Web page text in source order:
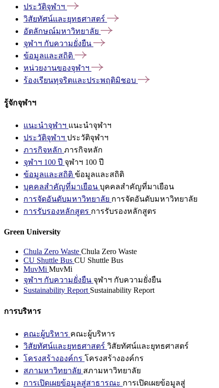
ประวัติจุฬาฯ
วิสัยทัศน์และยุทธศาสตร์
อัตลักษณ์มหาวิทยาลัย
จุฬาฯ กับความยั่งยืน
ข้อมูลและสถิติ
หน่วยงานของจุฬาฯ
ร้องเรียนทุจริตและประพฤติมิชอบ
รู้จักจุฬาฯ
แนะนำจุฬาฯ แนะนำจุฬาฯ
ประวัติจุฬาฯ ประวัติจุฬาฯ
ภารกิจหลัก ภารกิจหลัก
จุฬาฯ 100 ปี จุฬาฯ 100 ปี
ข้อมูลและสถิติ ข้อมูลและสถิติ
บุคคลสำคัญที่มาเยือน บุคคลสำคัญที่มาเยือน
การจัดอันดับมหาวิทยาลัย การจัดอันดับมหาวิทยาลัย
การรับรองหลักสูตร การรับรองหลักสูตร
Green University
Chula Zero Waste Chula Zero Waste
CU Shuttle Bus CU Shuttle Bus
MuvMi MuvMi
จุฬาฯ กับความยั่งยืน จุฬาฯ กับความยั่งยืน
Sustainability Report Sustainability Report
การบริหาร
คณะผู้บริหาร คณะผู้บริหาร
วิสัยทัศน์และยุทธศาสตร์ วิสัยทัศน์และยุทธศาสตร์
โครงสร้างองค์กร โครงสร้างองค์กร
สภามหาวิทยาลัย สภามหาวิทยาลัย
การเปิดเผยข้อมูลสู่สาธารณะ การเปิดเผยข้อมูลสู่